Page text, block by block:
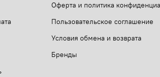
Оферта и политика
Пользовательское соглашение
Условия обмена и возврата
Бренды